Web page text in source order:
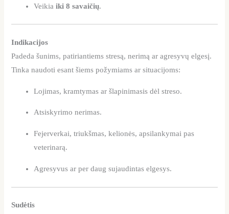
Veikiaiki 8 savaičių.
Indikacijos
Padeda šunims, patiriantiems stresą, nerimą ar agresyvų elgesį.
Tinka naudoti esant šiems požymiams ar situacijoms:
Lojimas, kramtymas ar šlapinimasis dėl streso.
Atsiskyrimo nerimas.
Fejerverkai, triukšmas, kelionės, apsilankymai pas
veterinarą.
Agresyvus ar per daug sujaudintas elgesys.
Sudėtis